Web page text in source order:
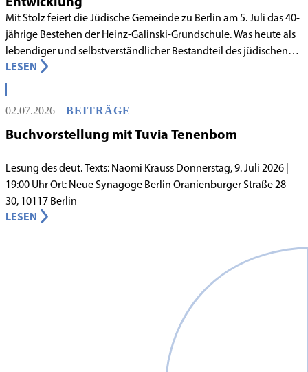
Mit Stolz feiert die Jüdische Gemeinde zu Berlin am 5. Juli das 40-
jährige Bestehen der Heinz-Galinski-Grundschule. Was heute als
lebendiger und selbstverständlicher Bestandteil des jüdischen
Lebens in Berlin gilt, begann in den 1980er-Jahren unter
schwierigen Voraussetzungen. Vor dem Hintergrund eines
innergemeindlichen Wandels entstand bereits 1983 die Idee, eine
jüdische Grundschule zu gründen.
LESEN
02.07.2026 BEITRÄGE
Buchvorstellung mit Tuvia Tenenbom
Lesung des deut. Texts: Naomi Krauss Donnerstag, 9. Juli 2026 |
19:00 Uhr Ort: Neue Synagoge Berlin Oranienburger Straße 28–
30, 10117 Berlin
LESEN